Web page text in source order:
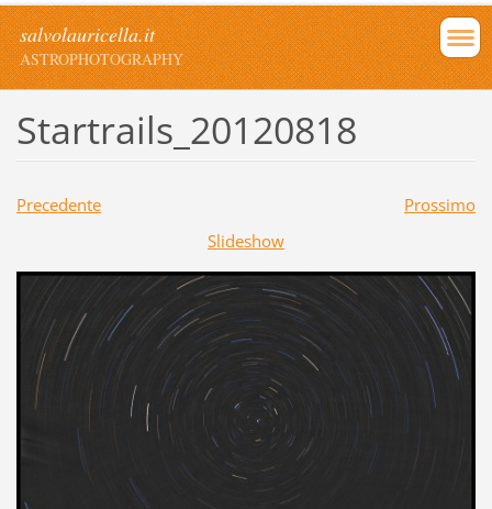
salvolauricella.it
ASTROPHOTOGRAPHY
Startrails_20120818
Precedente
Prossimo
Slideshow